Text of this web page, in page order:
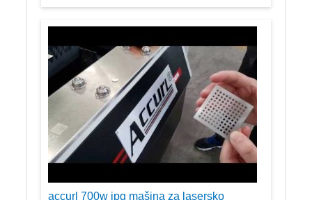
accurl 700w ipg mašina za lasersko